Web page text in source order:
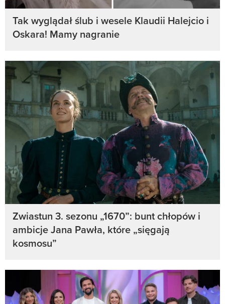
Tak wyglądał ślub i wesele Klaudii Halejcio i
Oskara! Mamy nagranie
Zwiastun 3. sezonu „1670”: bunt chłopów i
ambicje Jana Pawła, które „sięgają
kosmosu”